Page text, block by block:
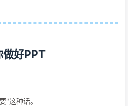
做好PPT
"这种话。